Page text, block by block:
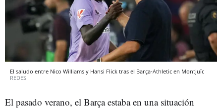
El saludo entre Nico Williams y Hansi Flick tras el Barça-Athletic en Montjuïc
REDES
El pasado verano, el Barça estaba en una situación